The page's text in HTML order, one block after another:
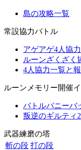
島の攻略一覧
常設協力バトル
アゲアゲ4人協
ルーンざくざく
4人協力一覧と
ルーンメモリー開催
バトルバニーバ
叛逆のギルティ2
武器練磨の塔
斬の段 打の段